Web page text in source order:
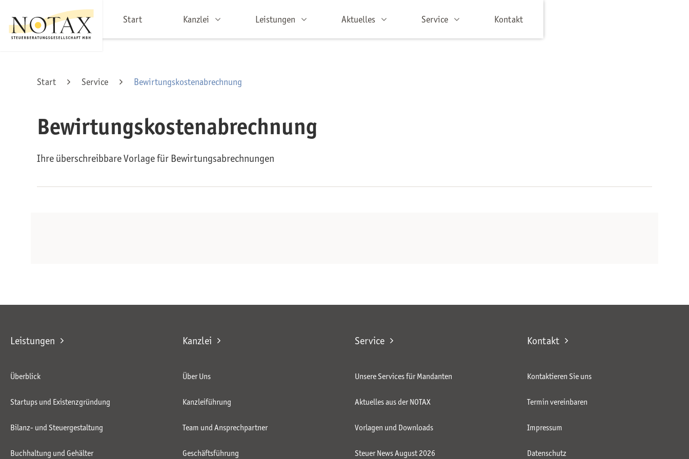
Start Kanzlei Leistungen Aktuelles Service Kontakt
Start Service Bewirtungskostenabrechnung
Bewirtungskostenabrechnung
Ihre überschreibbare Vorlage für Bewirtungsabrechnungen
Leistungen
Überblick
Startups und Existenzgründung
Bilanz- und Steuergestaltung
Buchhaltung und Gehälter
Kanzlei
Über Uns
Kanzleiführung
Team und Ansprechpartner
Geschäftsführung
Service
Unsere Services für Mandanten
Aktuelles aus der NOTAX
Vorlagen und Downloads
Steuer News August 2026
Kontakt
Kontaktieren Sie uns
Termin vereinbaren
Impressum
Datenschutz